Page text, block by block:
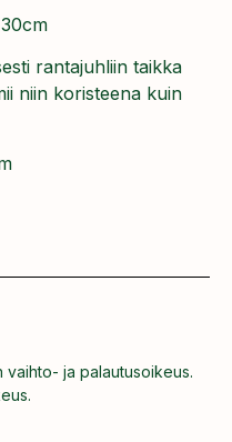
rantajuhliin taikka
niin koristeena kuin
vaihto- ja palautusoikeus.